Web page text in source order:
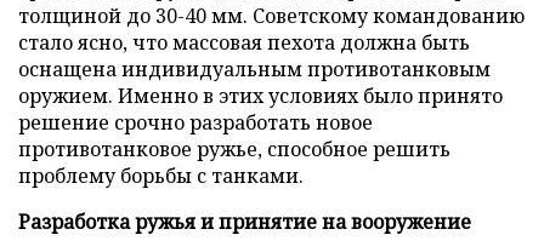
толщиной до 30-40 мм. Советскому командованию
стало ясно, что массовая пехота должна быть
оснащена индивидуальным противотанковым
оружием. Именно в этих условиях было принято
решение срочно разработать новое
противотанковое ружье, способное решить
проблему борьбы с танками.
Разработка ружья и принятие на вооружение